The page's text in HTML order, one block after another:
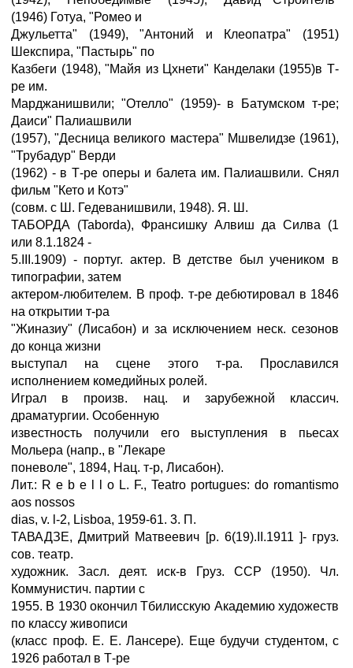
(1946) Готуа, "Ромео и
Джульетта" (1949), "Антоний и Клеопатра" (1951)
Шекспира, "Пастырь" по
Казбеги (1948), "Майя из Цхнети" Канделаки (1955)в Т-
ре им.
Марджанишвили; "Отелло" (1959)- в Батумском т-ре;
Даиси" Палиашвили
(1957), "Десница великого мастера" Мшвелидзе (1961),
"Трубадур" Верди
(1962) - в Т-ре оперы и балета им. Палиашвили. Снял
фильм "Кето и Котэ"
(совм. с Ш. Гедеванишвили, 1948). Я. Ш.
ТАБОРДА (Taborda), Франсишку Алвиш да Силва (1
или 8.1.1824 -
5.III.1909) - португ. актер. В детстве был учеником в
типографии, затем
актером-любителем. В проф. т-ре дебютировал в 1846
на открытии т-ра
"Жиназиу" (Лисабон) и за исключением неск. сезонов
до конца жизни
выступал на сцене этого т-ра. Прославился
исполнением комедийных ролей.
Играл в произв. нац. и зарубежной классич.
драматургии. Особенную
известность получили его выступления в пьесах
Мольера (напр., в "Лекаре
поневоле", 1894, Нац. т-р, Лисабон).
Лит.: R e b e l l o L. F., Teatro portugues: do romantismo
aos nossos
dias, v. l-2, Lisboa, 1959-61. 3. П.
ТАВАДЗЕ, Дмитрий Матвеевич [р. 6(19).II.1911 ]- груз.
сов. театр.
художник. Засл. деят. иск-в Груз. ССР (1950). Чл.
Коммунистич. партии с
1955. В 1930 окончил Тбилисскую Академию художеств
по классу живописи
(класс проф. E. E. Лансере). Еще будучи студентом, с
1926 работал в Т-ре